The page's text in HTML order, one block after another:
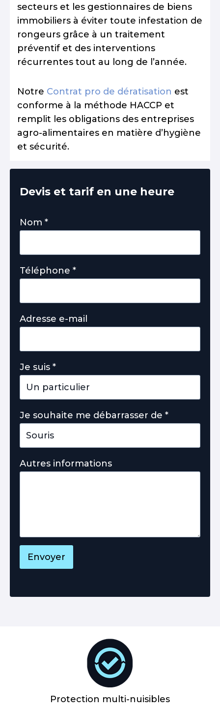
secteurs et les gestionnaires de biens
immobiliers à éviter toute infestation de
rongeurs grâce à un traitement
préventif et des interventions
récurrentes tout au long de l’année.
Notre Contrat pro de dératisation est
conforme à la méthode HACCP et
remplit les obligations des entreprises
agro-alimentaires en matière d’hygiène
et sécurité.
Devis et tarif en une heure
Nom *
Téléphone *
Adresse e-mail
Je suis *
Je souhaite me débarrasser de *
Autres informations
Envoyer
Protection multi-nuisibles